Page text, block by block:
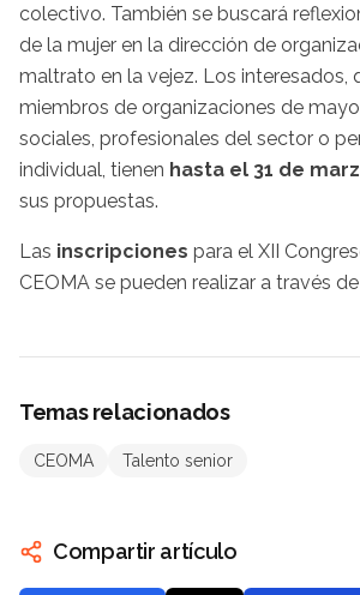
colectivo. También se buscará
de la mujer en la dirección de
maltrato en la vejez. Los interesados,
miembros de organizaciones de
sociales, profesionales del sector o
individual, tienen hasta el 31 de
sus propuestas.
Las inscripciones para el XII
CEOMA se pueden realizar a través de
Temas relacionados
CEOMA Talento senior
Compartir artículo